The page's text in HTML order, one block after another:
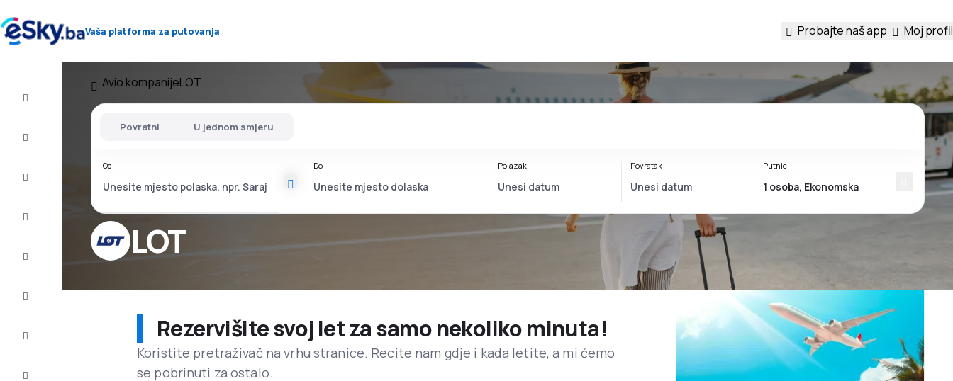
Vaša platforma za putovanja Probajte naš app Moj profil
Avio kompanijeLOT
LOT
Povratni U jednom smjeru
Od Do Polazak Povratak Putnici
Rezervišite svoj let za samo nekoliko minuta!
Koristite pretraživač na vrhu stranice. Recite nam gdje i kada letite, a mi ćemo
se pobrinuti za ostalo.